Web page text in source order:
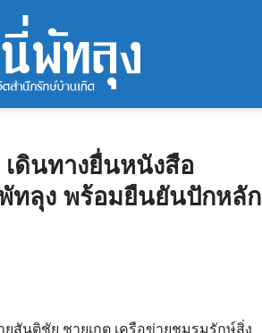
ดินทางยื่นหนังสือ
ทลุง พร้อมยืนยันปักหลัก
สันติชัย ชายเกตุ เครือข่ายชมรมรักษ์สิ่ง